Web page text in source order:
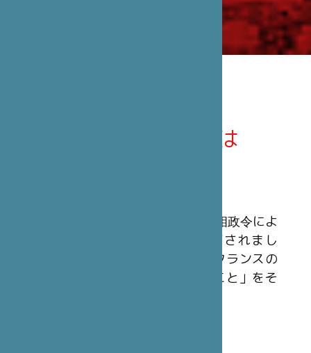
笹川日仏財団とは
笹川日仏財団は、1990年3月23日の首相政令によ
ってフランスの公益法人として認可されまし
た。民間非営利の組織で、「日本とフランスの
間の文化及び友好関係を発展させること」をそ